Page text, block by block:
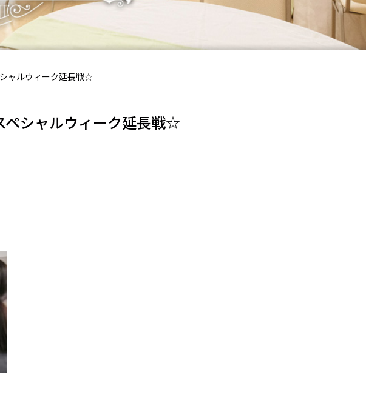
ャルウィーク延長戦☆
シャルウィーク延長戦☆